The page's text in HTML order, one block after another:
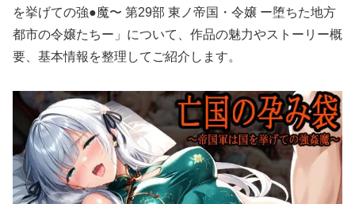
を挙げての強●魔〜 第29部 東ノ帝国・令嬢 ー堕ちた地方
都市の令嬢たちー」について、作品の魅力やストーリー概
要、基本情報を整理してご紹介します。